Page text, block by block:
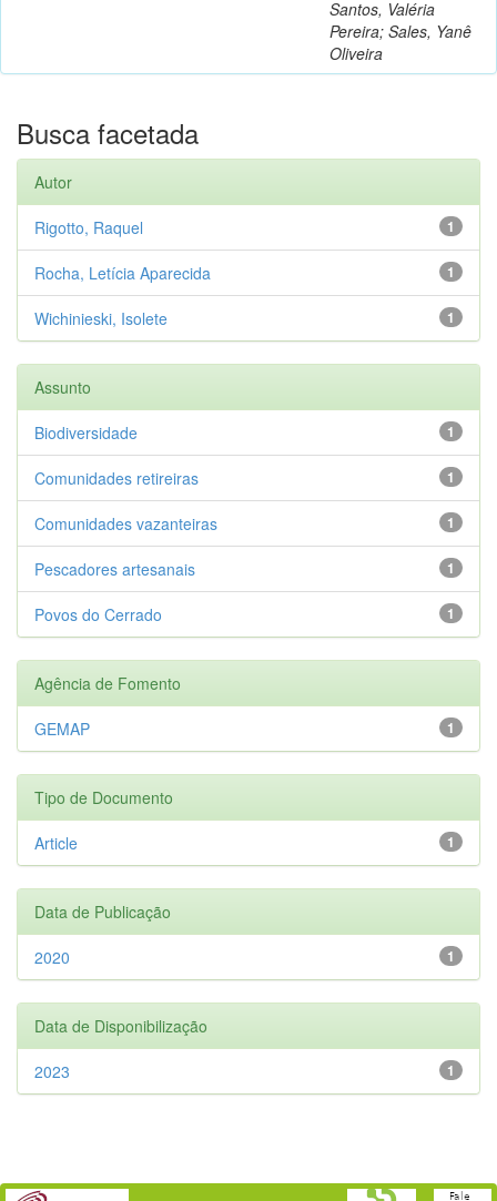
Santos, Valéria
Pereira; Sales, Yanê
Oliveira
Busca facetada
Autor
1
Rigotto, Raquel
1
Rocha, Letícia Aparecida
1
Wichinieski, Isolete
Assunto
1
Biodiversidade
1
Comunidades retireiras
1
Comunidades vazanteiras
1
Pescadores artesanais
1
Povos do Cerrado
Agência de Fomento
1
GEMAP
Tipo de Documento
1
Article
Data de Publicação
1
2020
Data de Disponibilização
1
2023